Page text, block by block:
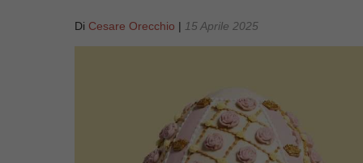
Di Cesare Orecchio | 15 Aprile 2025